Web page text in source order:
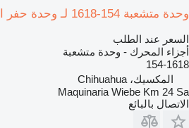
وحدة متشعبة 154-1618 لـ وحدة حفر الآبار Caterpillar 3508
السعر عند الطلب
أجزاء المحرك - وحدة متشعبة
154-1618
المكسيك، Chihuahua
Maquinaria Wiebe Km 24 Sa
الاتصال بالبائع